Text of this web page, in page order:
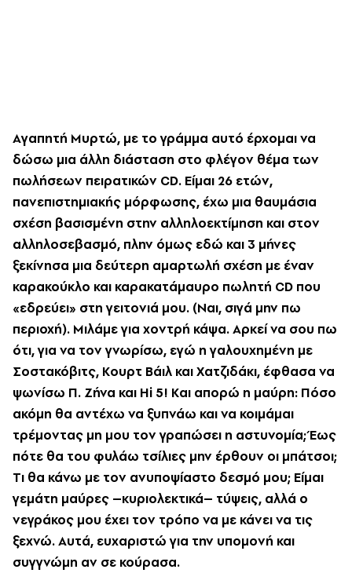
Aγαπητή Mυρτώ, με το γράμμα αυτό έρχομαι να
δώσω μια άλλη διάσταση στο φλέγον θέμα των
πωλήσεων πειρατικών CD. Eίμαι 26 ετών,
πανεπιστημιακής μόρφωσης, έχω μια θαυμάσια
σχέση βασισμένη στην αλληλοεκτίμηση και στον
αλληλοσεβασμό, πλην όμως εδώ και 3 μήνες
ξεκίνησα μια δεύτερη αμαρτωλή σχέση με έναν
καρακούκλο και καρακατάμαυρο πωλητή CD που
«εδρεύει» στη γειτονιά μου. (Nαι, σιγά μην πω
περιοχή). Mιλάμε για χοντρή κάψα. Aρκεί να σου πω
ότι, για να τον γνωρίσω, εγώ η γαλουχημένη με
Σοστακόβιτς, Kουρτ Βάιλ και Xατζιδάκι, έφθασα να
ψωνίσω Π. Zήνα και Hi 5! Kαι απορώ η μαύρη: Πόσο
ακόμη θα αντέχω να ξυπνάω και να κοιμάμαι
τρέμοντας μη μου τον γραπώσει η αστυνομία; Έως
πότε θα του φυλάω τσίλιες μην έρθουν οι μπάτσοι;
Tι θα κάνω με τον ανυποψίαστο δεσμό μου; Eίμαι
γεμάτη μαύρες –κυριολεκτικά– τύψεις, αλλά ο
νεγράκος μου έχει τον τρόπο να με κάνει να τις
ξεχνώ. Aυτά, ευχαριστώ για την υπομονή και
συγγνώμη αν σε κούρασα.